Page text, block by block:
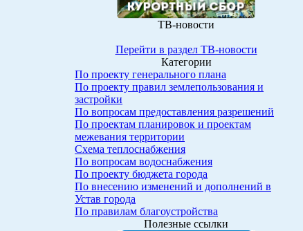
ТВ-новости
Перейти в раздел ТВ-новости
Категории
По проекту генерального плана
По проекту правил землепользования и
застройки
По вопросам предоставления разрешений
По проектам планировок и проектам
межевания территории
Схема теплоснабжения
По вопросам водоснабжения
По проекту бюджета города
По внесению изменений и дополнений в
Устав города
По правилам благоустройства
Полезные ссылки